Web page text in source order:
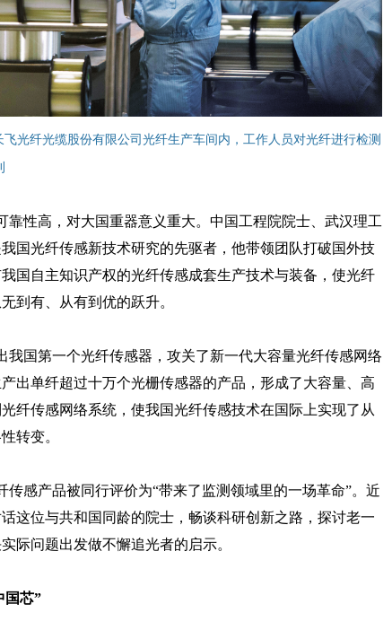
光纤光缆股份有限公司光纤生产车间内，工作人员对光纤进行检测
性高，对大国重器意义重大。中国工程院院士、武汉理工
国光纤传感新技术研究的先驱者，他带领团队打破国外技
国自主知识产权的光纤传感成套生产技术与装备，使光纤
到有、从有到优的跃升。
国第一个光纤传感器，攻关了新一代大容量光纤传感网络
出单纤超过十万个光栅传感器的产品，形成了大容量、高
纤传感网络系统，使我国光纤传感技术在国际上实现了从
转变。
感产品被同行评价为“带来了监测领域里的一场革命”。近
这位与共和国同龄的院士，畅谈科研创新之路，探讨老一
际问题出发做不懈追光者的启示。
国芯”